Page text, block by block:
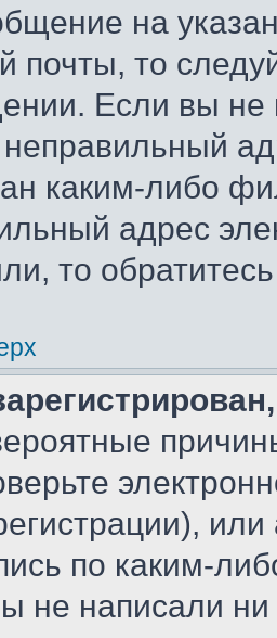
на
почты, то
Если вы
каким-либо
адрес
то
по каким-
не написали